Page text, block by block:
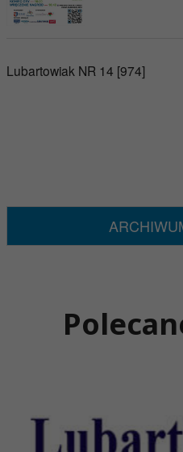
Lubartowiak NR 14 [974]